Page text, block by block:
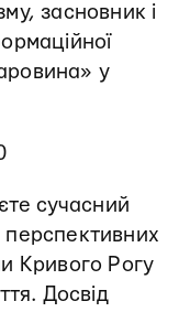
засновник і
у
сучасний
Кривого Рогу
Досвід